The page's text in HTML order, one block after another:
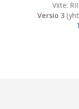
Viite:
Versio 3